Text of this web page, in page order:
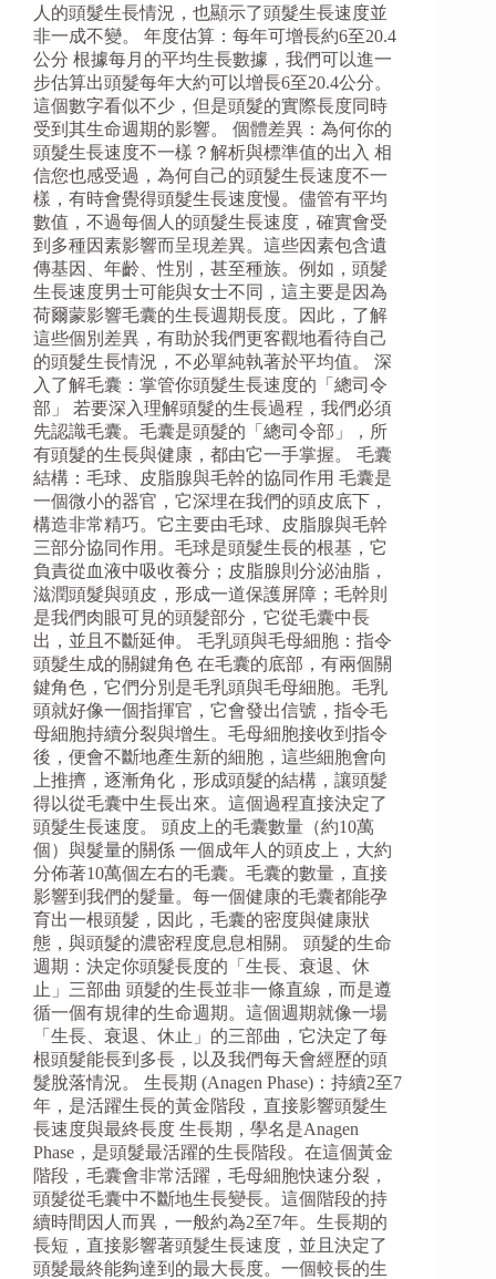
人的頭髮生長情況，也顯示了頭髮生長速度並
非一成不變。 年度估算：每年可增長約6至20.4
公分 根據每月的平均生長數據，我們可以進一
步估算出頭髮每年大約可以增長6至20.4公分。
這個數字看似不少，但是頭髮的實際長度同時
受到其生命週期的影響。 個體差異：為何你的
頭髮生長速度不一樣？解析與標準值的出入 相
信您也感受過，為何自己的頭髮生長速度不一
樣，有時會覺得頭髮生長速度慢。儘管有平均
數值，不過每個人的頭髮生長速度，確實會受
到多種因素影響而呈現差異。這些因素包含遺
傳基因、年齡、性別，甚至種族。例如，頭髮
生長速度男士可能與女士不同，這主要是因為
荷爾蒙影響毛囊的生長週期長度。因此，了解
這些個別差異，有助於我們更客觀地看待自己
的頭髮生長情況，不必單純執著於平均值。 深
入了解毛囊：掌管你頭髮生長速度的「總司令
部」 若要深入理解頭髮的生長過程，我們必須
先認識毛囊。毛囊是頭髮的「總司令部」，所
有頭髮的生長與健康，都由它一手掌握。 毛囊
結構：毛球、皮脂腺與毛幹的協同作用 毛囊是
一個微小的器官，它深埋在我們的頭皮底下，
構造非常精巧。它主要由毛球、皮脂腺與毛幹
三部分協同作用。毛球是頭髮生長的根基，它
負責從血液中吸收養分；皮脂腺則分泌油脂，
滋潤頭髮與頭皮，形成一道保護屏障；毛幹則
是我們肉眼可見的頭髮部分，它從毛囊中長
出，並且不斷延伸。 毛乳頭與毛母細胞：指令
頭髮生成的關鍵角色 在毛囊的底部，有兩個關
鍵角色，它們分別是毛乳頭與毛母細胞。毛乳
頭就好像一個指揮官，它會發出信號，指令毛
母細胞持續分裂與增生。毛母細胞接收到指令
後，便會不斷地產生新的細胞，這些細胞會向
上推擠，逐漸角化，形成頭髮的結構，讓頭髮
得以從毛囊中生長出來。這個過程直接決定了
頭髮生長速度。 頭皮上的毛囊數量（約10萬
個）與髮量的關係 一個成年人的頭皮上，大約
分佈著10萬個左右的毛囊。毛囊的數量，直接
影響到我們的髮量。每一個健康的毛囊都能孕
育出一根頭髮，因此，毛囊的密度與健康狀
態，與頭髮的濃密程度息息相關。 頭髮的生命
週期：決定你頭髮長度的「生長、衰退、休
止」三部曲 頭髮的生長並非一條直線，而是遵
循一個有規律的生命週期。這個週期就像一場
「生長、衰退、休止」的三部曲，它決定了每
根頭髮能長到多長，以及我們每天會經歷的頭
髮脫落情況。 生長期 (Anagen Phase)：持續2至7
年，是活躍生長的黃金階段，直接影響頭髮生
長速度與最終長度 生長期，學名是Anagen
Phase，是頭髮最活躍的生長階段。在這個黃金
階段，毛囊會非常活躍，毛母細胞快速分裂，
頭髮從毛囊中不斷地生長變長。這個階段的持
續時間因人而異，一般約為2至7年。生長期的
長短，直接影響著頭髮生長速度，並且決定了
頭髮最終能夠達到的最大長度。一個較長的生